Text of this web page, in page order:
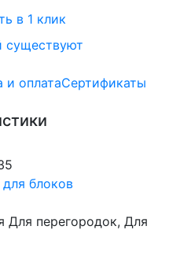
в 1 клик
существуют
и оплатаСертификаты
для блоков
Для перегородок, Для